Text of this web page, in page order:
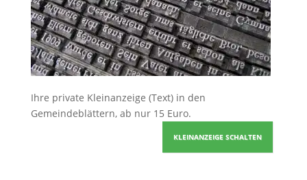
Ihre private Kleinanzeige (Text) in den
Gemeindeblättern, ab nur 15 Euro.
KLEINANZEIGE SCHALTEN